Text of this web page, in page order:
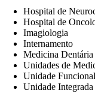
Hospital de
Hospital de
Imagiologia
Internamento
Medicina Dentária
Unidades de
Unidade
Unidade